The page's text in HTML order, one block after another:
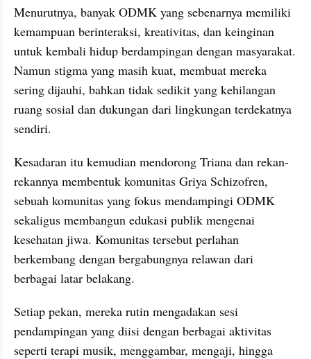
Menurutnya, banyak ODMK yang sebenarnya memiliki
kemampuan berinteraksi, kreativitas, dan keinginan
untuk kembali hidup berdampingan dengan masyarakat.
Namun stigma yang masih kuat, membuat mereka
sering dijauhi, bahkan tidak sedikit yang kehilangan
ruang sosial dan dukungan dari lingkungan terdekatnya
sendiri.
Kesadaran itu kemudian mendorong Triana dan rekan-
rekannya membentuk komunitas Griya Schizofren,
sebuah komunitas yang fokus mendampingi ODMK
sekaligus membangun edukasi publik mengenai
kesehatan jiwa. Komunitas tersebut perlahan
berkembang dengan bergabungnya relawan dari
berbagai latar belakang.
Setiap pekan, mereka rutin mengadakan sesi
pendampingan yang diisi dengan berbagai aktivitas
seperti terapi musik, menggambar, mengaji, hingga